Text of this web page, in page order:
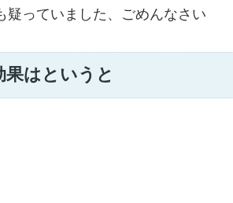
疑っていました、ごめんなさい
はというと